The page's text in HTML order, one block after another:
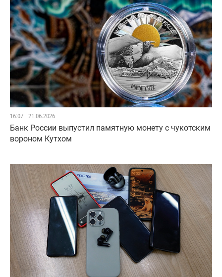
16:07 21.06.2026
Банк России выпустил памятную монету с чукотским
вороном Кутхом